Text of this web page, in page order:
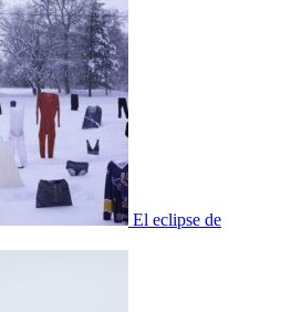
El eclipse de